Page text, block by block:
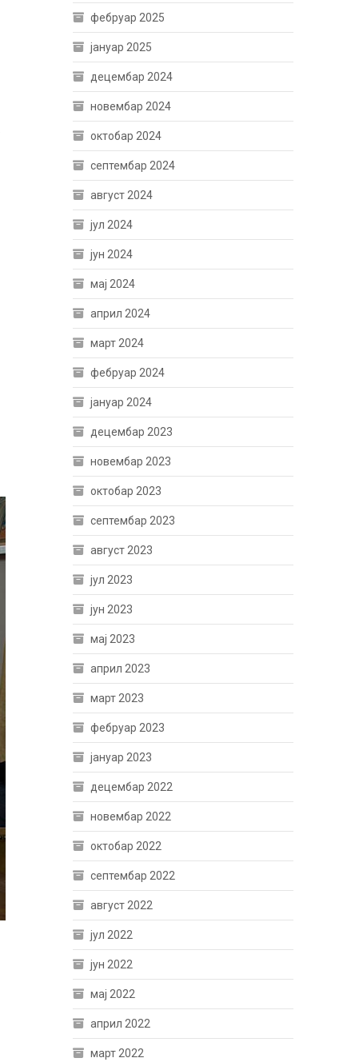
фебруар 2025
јануар 2025
децембар 2024
новембар 2024
октобар 2024
септембар 2024
август 2024
јул 2024
јун 2024
мај 2024
април 2024
март 2024
фебруар 2024
јануар 2024
децембар 2023
новембар 2023
октобар 2023
септембар 2023
август 2023
јул 2023
јун 2023
мај 2023
април 2023
март 2023
фебруар 2023
јануар 2023
децембар 2022
новембар 2022
октобар 2022
септембар 2022
август 2022
јул 2022
јун 2022
мај 2022
април 2022
март 2022